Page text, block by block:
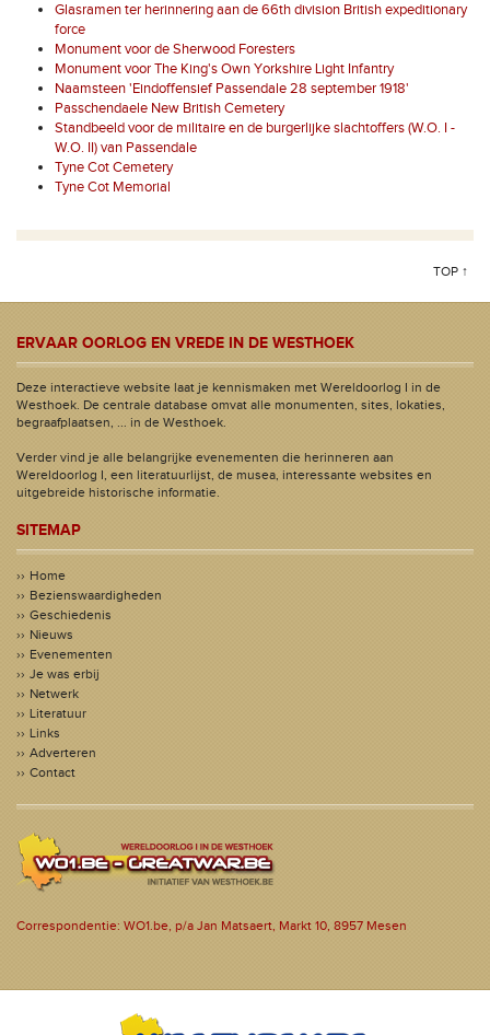
Glasramen ter herinnering aan de 66th division British expeditionary
force
Monument voor de Sherwood Foresters
Monument voor The King's Own Yorkshire Light Infantry
Naamsteen 'Eindoffensief Passendale 28 september 1918'
Passchendaele New British Cemetery
Standbeeld voor de militaire en de burgerlijke slachtoffers (W.O. I -
W.O. II) van Passendale
Tyne Cot Cemetery
Tyne Cot Memorial
TOP ↑
ERVAAR OORLOG EN VREDE IN DE WESTHOEK
Deze interactieve website laat je kennismaken met Wereldoorlog I in de
Westhoek. De centrale database omvat alle monumenten, sites, lokaties,
begraafplaatsen, ... in de Westhoek.
Verder vind je alle belangrijke evenementen die herinneren aan
Wereldoorlog I, een literatuurlijst, de musea, interessante websites en
uitgebreide historische informatie.
SITEMAP
Home
Bezienswaardigheden
Geschiedenis
Nieuws
Evenementen
Je was erbij
Netwerk
Literatuur
Links
Adverteren
Contact
Correspondentie: WO1.be, p/a Jan Matsaert, Markt 10, 8957 Mesen